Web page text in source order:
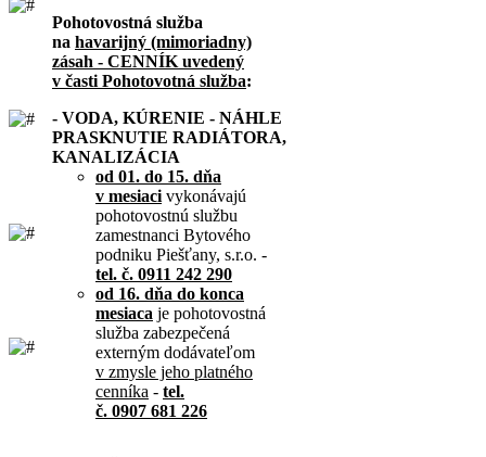
Pohotovostná služba
na havarijný (mimoriadny)
zásah - CENNÍK uvedený
v časti Pohotovotná služba:
- VODA, KÚRENIE - NÁHLE
PRASKNUTIE RADIÁTORA,
KANALIZÁCIA
od 01. do 15. dňa
v mesiaci vykonávajú
pohotovostnú službu
zamestnanci Bytového
podniku Piešťany, s.r.o. -
tel. č. 0911 242 290
od 16. dňa do konca
mesiaca je pohotovostná
služba zabezpečená
externým dodávateľom
v zmysle jeho platného
cenníka - tel.
č. 0907 681 226